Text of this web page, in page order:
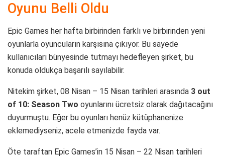
Oyunu Belli Oldu
Epic Games her hafta birbirinden farklı ve birbirinden yeni
oyunlarla oyuncuların karşısına çıkıyor. Bu sayede
kullanıcıları bünyesinde tutmayı hedefleyen şirket, bu
konuda oldukça başarılı sayılabilir.
Nitekim şirket, 08 Nisan – 15 Nisan tarihleri arasında 3 out
of 10: Season Two oyunlarını ücretsiz olarak dağıtacağını
duyurmuştu. Eğer bu oyunları henüz kütüphanenize
eklemediyseniz, acele etmenizde fayda var.
Öte taraftan Epic Games’in 15 Nisan – 22 Nisan tarihleri